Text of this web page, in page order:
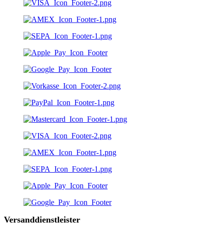
Versanddienstleister